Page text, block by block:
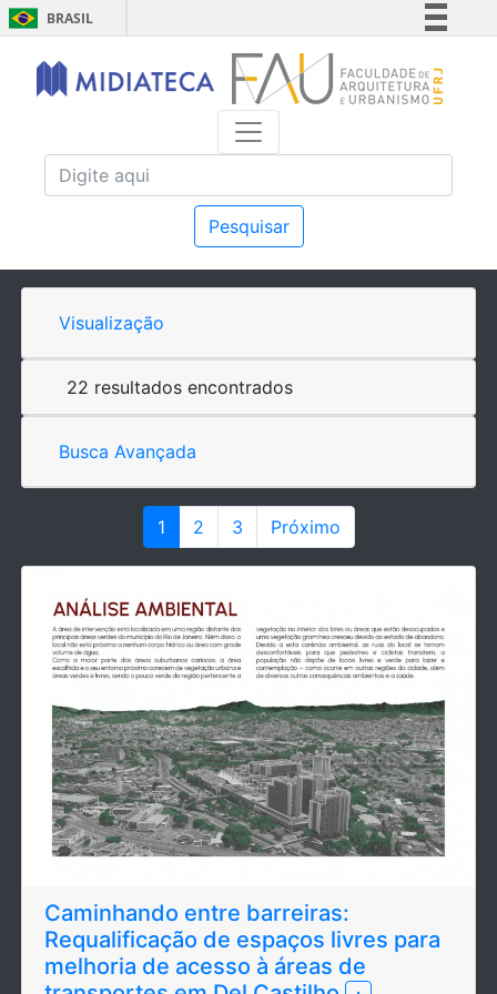
BRASIL
Simplifique!
Comunica BR
Acesso à informação
Pesquisar
Visualização
22 resultados encontrados
Busca Avançada
1 2 3 Próximo
Caminhando entre barreiras:
Requalificação de espaços livres para
melhoria de acesso à áreas de